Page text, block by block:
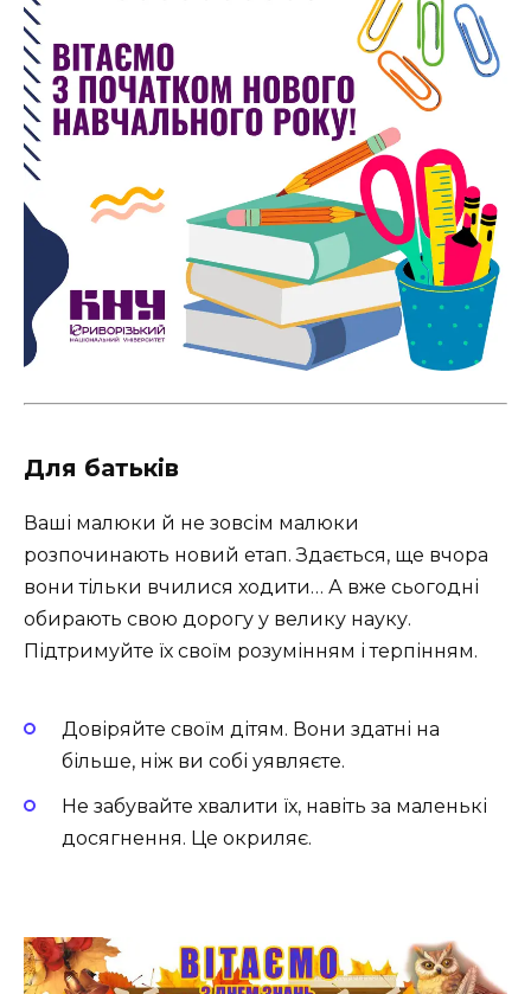
Для батьків
Ваші малюки й не зовсім малюки
розпочинають новий етап. Здається, ще вчора
вони тільки вчилися ходити… А вже сьогодні
обирають свою дорогу у велику науку.
Підтримуйте їх своїм розумінням і терпінням.
Довіряйте своїм дітям. Вони здатні на
більше, ніж ви собі уявляєте.
Не забувайте хвалити їх, навіть за маленькі
досягнення. Це окриляє.